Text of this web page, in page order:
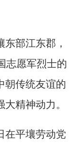
部江东郡，
志愿军烈士的
朝传统友谊的
精神动力。
在平壤劳动党